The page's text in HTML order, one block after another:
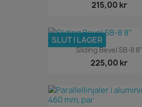
215,00 kr
Sliding Bevel SB-8 8"
225,00 kr
SLUT I LAGER